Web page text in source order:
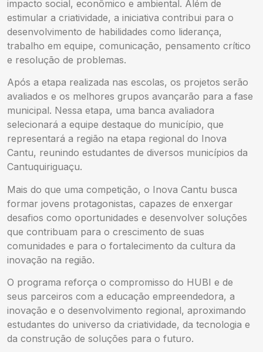
impacto social, econômico e ambiental. Além de
estimular a criatividade, a iniciativa contribui para o
desenvolvimento de habilidades como liderança,
trabalho em equipe, comunicação, pensamento crítico
e resolução de problemas.
Após a etapa realizada nas escolas, os projetos serão
avaliados e os melhores grupos avançarão para a fase
municipal. Nessa etapa, uma banca avaliadora
selecionará a equipe destaque do município, que
representará a região na etapa regional do Inova
Cantu, reunindo estudantes de diversos municípios da
Cantuquiriguaçu.
Mais do que uma competição, o Inova Cantu busca
formar jovens protagonistas, capazes de enxergar
desafios como oportunidades e desenvolver soluções
que contribuam para o crescimento de suas
comunidades e para o fortalecimento da cultura da
inovação na região.
O programa reforça o compromisso do HUBI e de
seus parceiros com a educação empreendedora, a
inovação e o desenvolvimento regional, aproximando
estudantes do universo da criatividade, da tecnologia e
da construção de soluções para o futuro.